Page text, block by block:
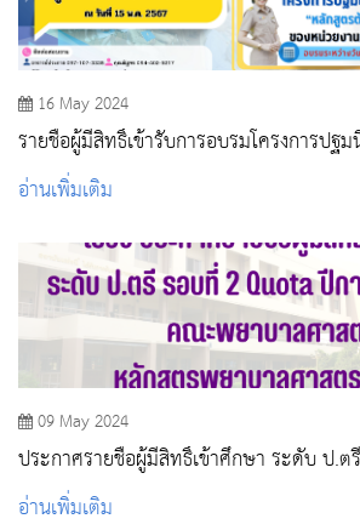
16 May 2024
รายชื่อผู้มีสิทธิ์เข้ารับการอบรมโครงการปฐ
“หลักสูตรต้นกล้าข้าราชการ” ของหน่วยงาน
อ่านเพิ่มเติม
09 May 2024
ประกาศรายชื่อผู้มีสิทธิ์เข้าศึกษา ระดับ ป.
การศึกษา 2567
อ่านเพิ่มเติม